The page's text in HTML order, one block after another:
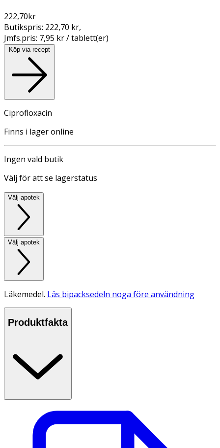
222,70kr
Butikspris: 222,70 kr,
Jmfs.pris: 7,95 kr / tablett(er)
Köp via recept
Ciprofloxacin
Finns i lager online
Ingen vald butik
Välj för att se lagerstatus
Välj apotek
Välj apotek
Läkemedel. Läs bipacksedeln noga före användning
Produktfakta